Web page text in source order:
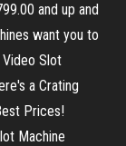
and up and
want you to
Video Slot
a Crating
Prices!
Machine